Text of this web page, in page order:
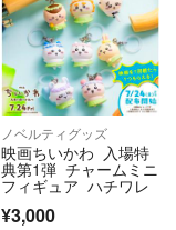
ノベルティグッズ
映画ちいかわ 入場特
典第1弾 チャームミニ
フィギュア ハチワレ
¥3,000